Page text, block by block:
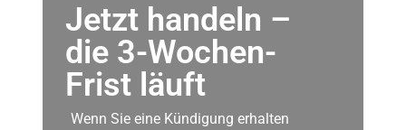
Jetzt handeln –
die 3-Wochen-
Frist läuft
Wenn Sie eine Kündigung erhalten